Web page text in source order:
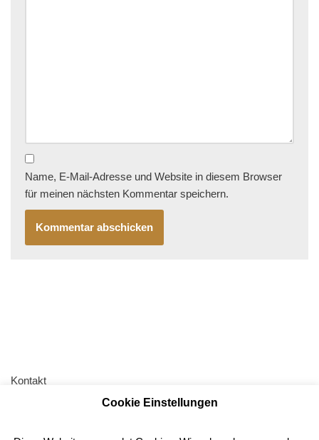
Name, E-Mail-Adresse und Website in diesem Browser
für meinen nächsten Kommentar speichern.
Kontakt
Cookie Einstellungen